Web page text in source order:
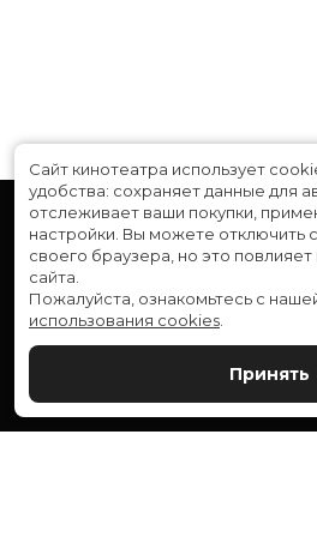
Расписание
Скоро в кино
Служба поддержки
Сайт кинотеатра использует
удобства: сохраняет данные для
отслеживает ваши покупки,
настройки. Вы можете отключить
своего браузера, но это
сайта.
Пожалуйста, ознакомьтесь с
использования cookies
Принять